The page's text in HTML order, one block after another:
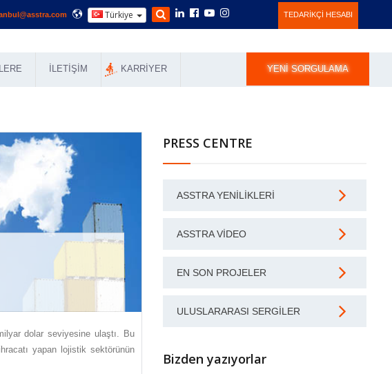
Türkiye TEDARIKÇI HESABI
İLETIŞIM KARRIYER YENI SORGULAMA
dolar seviyesine ulaştı. Bu
yapan lojistik sektörünün
PRESS CENTRE
ASSTRA YENILIKLERI
ASSTRA VIDEO
EN SON PROJELER
ULUSLARARASI SERGILER
Bizden yazıyorlar